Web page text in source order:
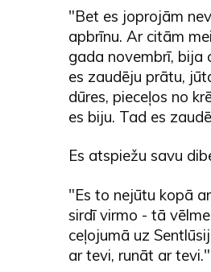
"Bet es joprojām
apbrīnu. Ar citām
gada novembrī, bija
es zaudēju prātu,
dūres, pieceļos no
es biju. Tad es
Es atspiežu savu
"Es to nejūtu kopā
sirdī virmo - tā
ceļojumā uz
ar tevi, runāt ar tevi."